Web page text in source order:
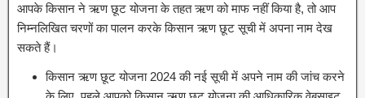
आपके किसान ने ऋण छूट योजना के तहत ऋण को माफ नहीं किया है, तो आप
निम्नलिखित चरणों का पालन करके किसान ऋण छूट सूची में अपना नाम देख
सकते हैं।
किसान ऋण छूट योजना 2024 की नई सूची में अपने नाम की जांच करने